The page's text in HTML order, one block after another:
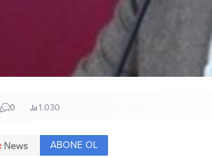
0 1.030
ABONE OL